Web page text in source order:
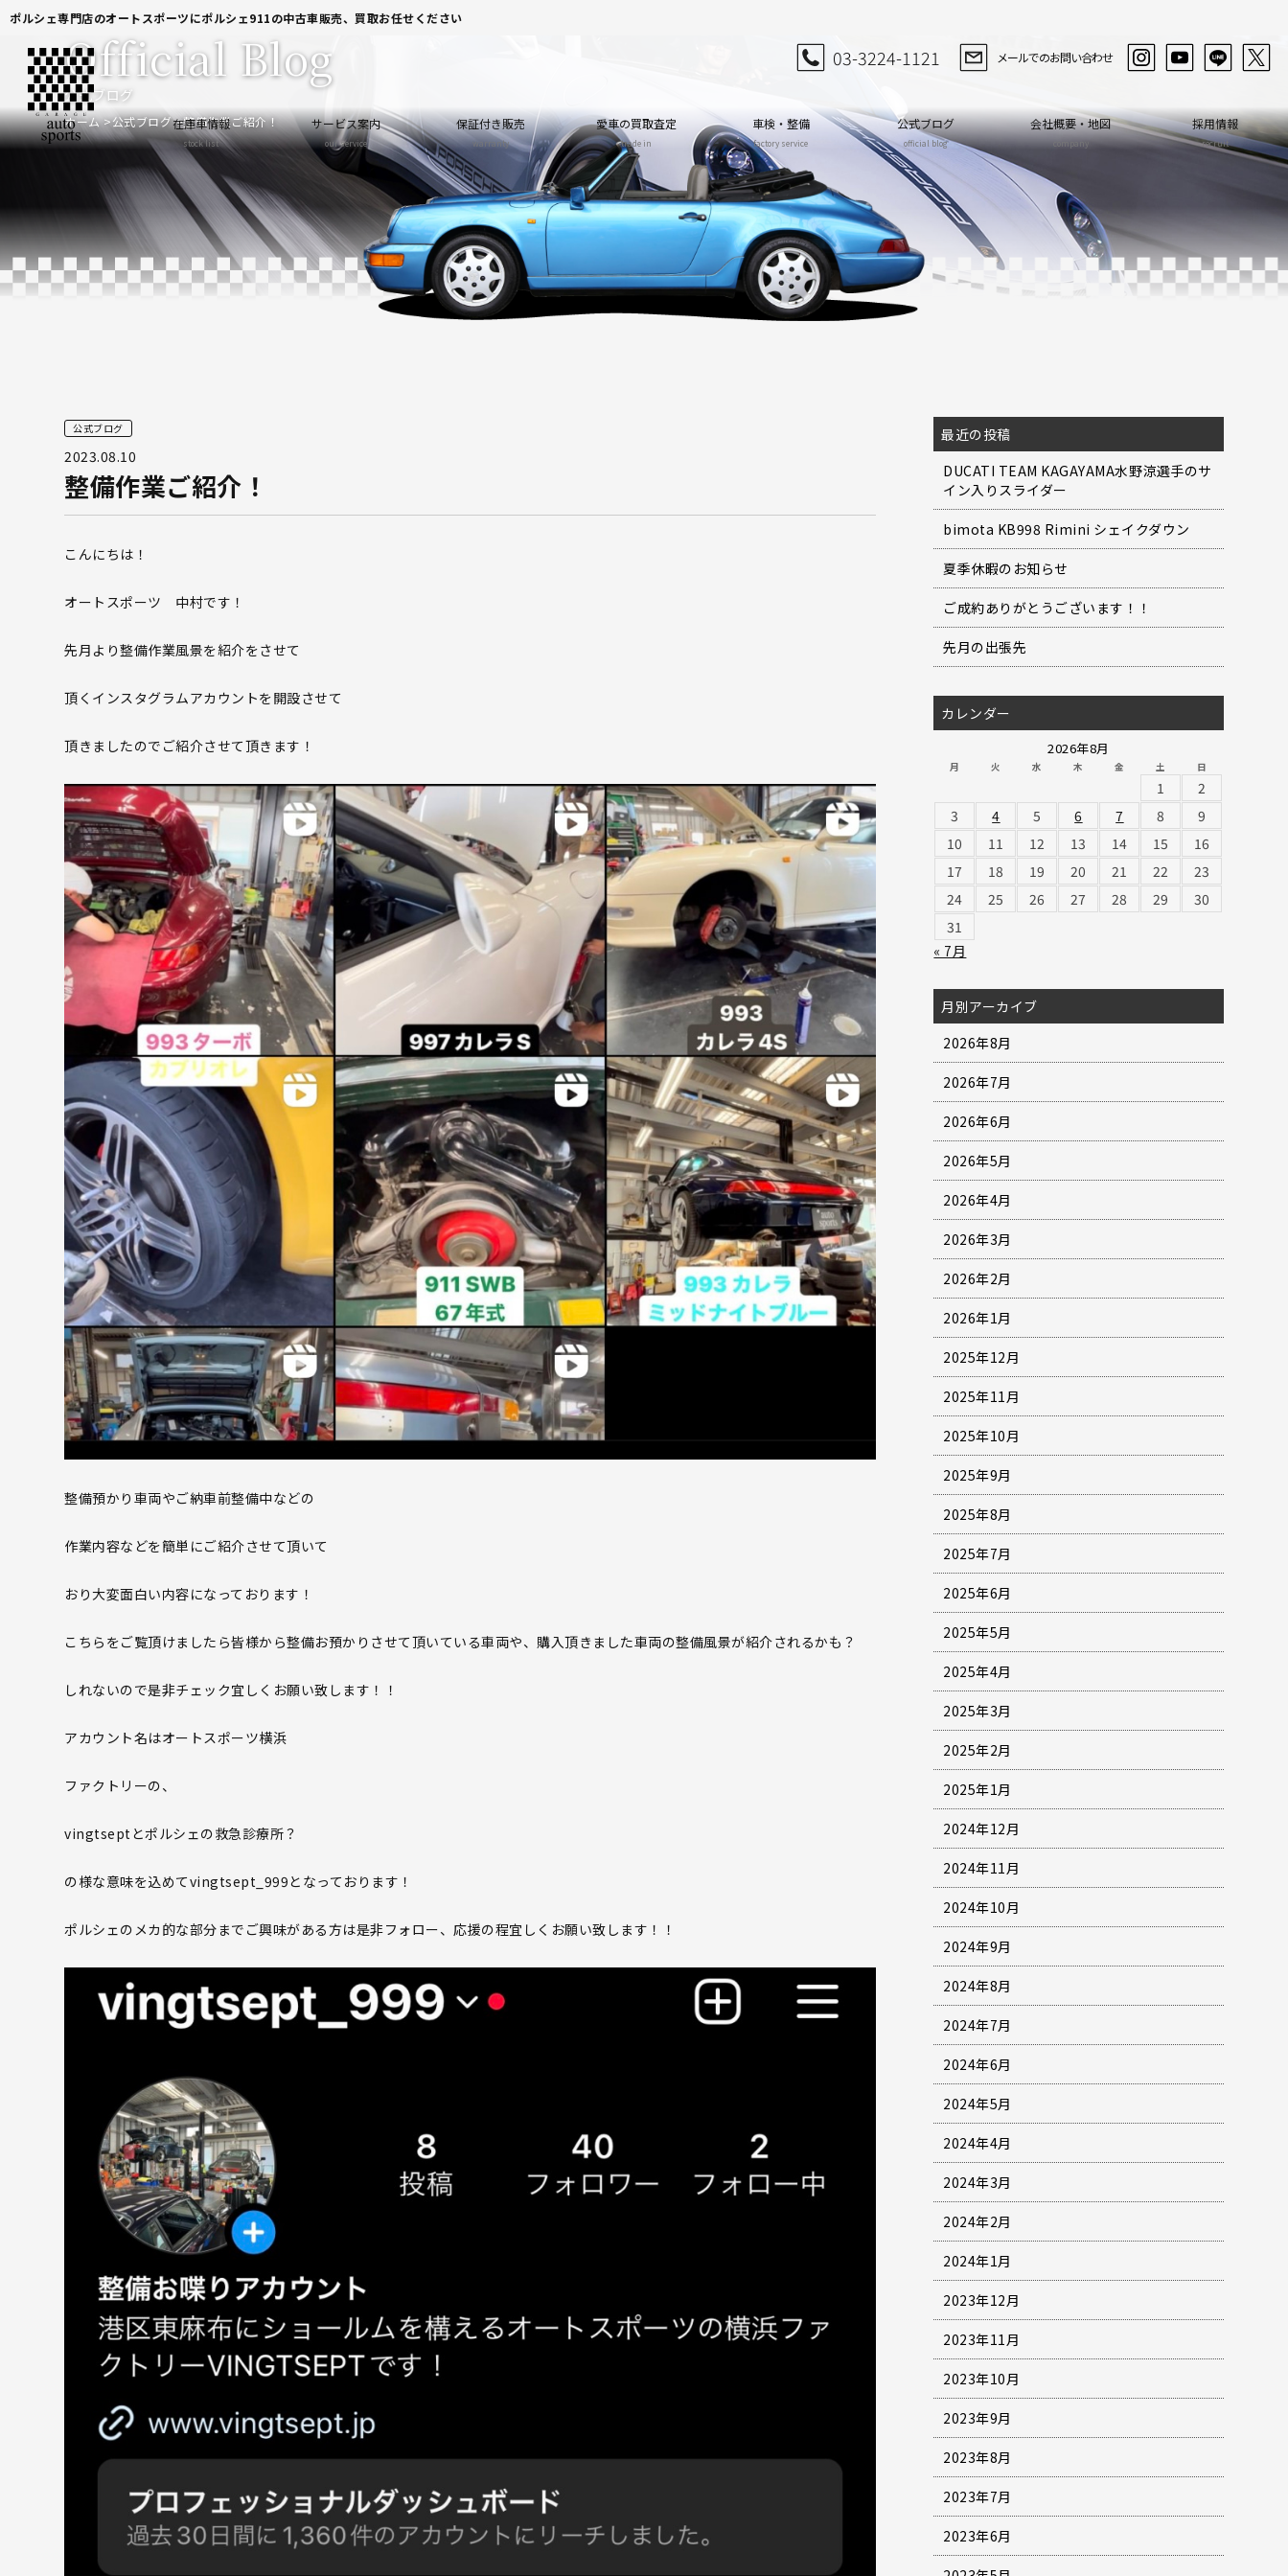
ポルシェ専門店のオートスポーツにポルシェ911の中古車販売、買取お任せください
在庫車情報
stock list
サービス案内
our service
保証付き販売
warranty
愛車の買取査定
trade in
車検・整備
factory service
公式ブログ
official blog
会社概要・地図
company
採用情報
recruit
公式ブログ
Official Blog
ホーム 公式ブログ 整備作業ご紹介！
公式ブログ
2023.08.10
整備作業ご紹介！
こんにちは！
オートスポーツ 中村です！
先月より整備作業風景を紹介をさせて
頂くインスタグラムアカウントを開設させて
頂きましたのでご紹介させて頂きます！
整備預かり車両やご納車前整備中などの
作業内容などを簡単にご紹介させて頂いて
おり大変面白い内容になっております！
こちらをご覧頂けましたら皆様から整備お預かりさせて頂いている車両や、購入頂きました車両の整備風景が紹介されるかも？
しれないので是非チェック宜しくお願い致します！！
アカウント名はオートスポーツ横浜
ファクトリーの、
vingtseptとポルシェの救急診療所？
の様な意味を込めてvingtsept_999となっております！
ポルシェのメカ的な部分までご興味がある方は是非フォロー、応援の程宜しくお願い致します！！
最近の投稿
DUCATI TEAM KAGAYAMA水野涼選手のサ
イン入りスライダー
bimota KB998 Rimini シェイクダウン
夏季休暇のお知らせ
ご成約ありがとうございます！！
先月の出張先
カレンダー
2026年8月
月 火 水 木 金 土 日
1
2
3
4 5 6 7 8
9
10
11 12 13 14 15
16
17
18 19 20 21 22
23
24
25 26 27 28 29
30
31
« 7月
月別アーカイブ
2026年8月
2026年7月
2026年6月
2026年5月
2026年4月
2026年3月
2026年2月
2026年1月
2025年12月
2025年11月
2025年10月
2025年9月
2025年8月
2025年7月
2025年6月
2025年5月
2025年4月
2025年3月
2025年2月
2025年1月
2024年12月
2024年11月
2024年10月
2024年9月
2024年8月
2024年7月
2024年6月
2024年5月
2024年4月
2024年3月
2024年2月
2024年1月
2023年12月
2023年11月
2023年10月
2023年9月
2023年8月
2023年7月
2023年6月
03-3224-1121 メールでのお問い合わせ